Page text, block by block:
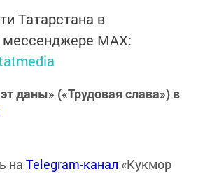
Татарстана в
MАХ:
даны» («Трудовая слава») в
на Telegram-канал «Кукмор